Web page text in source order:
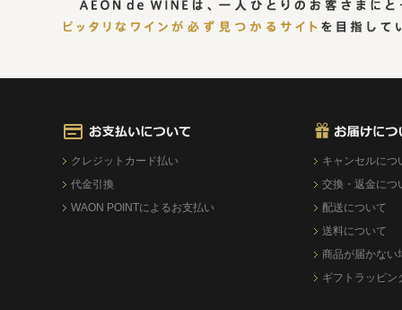
クレジットカード払い
代金引換
WAON POINTによるお支払い
キャンセルにつ
交換・返金につ
配送について
送料について
商品が届かない
ギフトラッピン